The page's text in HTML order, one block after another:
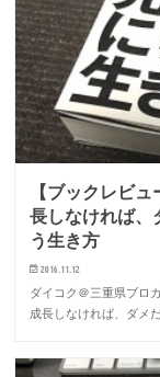
【ブックレビ
長しなければ
う生き方
2016.11.12
ダイコク＠三重県ブロ
成長しなければ、ダメ